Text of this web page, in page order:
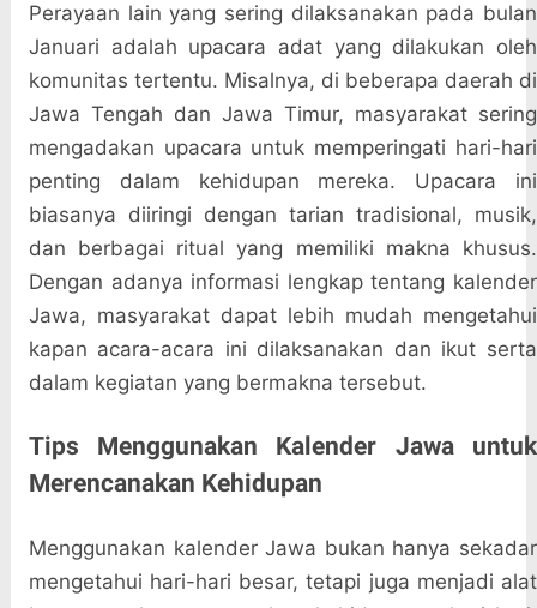
Perayaan lain yang sering dilaksanakan pada bulan
Januari adalah upacara adat yang dilakukan oleh
komunitas tertentu. Misalnya, di beberapa daerah di
Jawa Tengah dan Jawa Timur, masyarakat sering
mengadakan upacara untuk memperingati hari-hari
penting dalam kehidupan mereka. Upacara ini
biasanya diiringi dengan tarian tradisional, musik,
dan berbagai ritual yang memiliki makna khusus.
Dengan adanya informasi lengkap tentang kalender
Jawa, masyarakat dapat lebih mudah mengetahui
kapan acara-acara ini dilaksanakan dan ikut serta
dalam kegiatan yang bermakna tersebut.
Tips Menggunakan Kalender Jawa untuk
Merencanakan Kehidupan
Menggunakan kalender Jawa bukan hanya sekadar
mengetahui hari-hari besar, tetapi juga menjadi alat